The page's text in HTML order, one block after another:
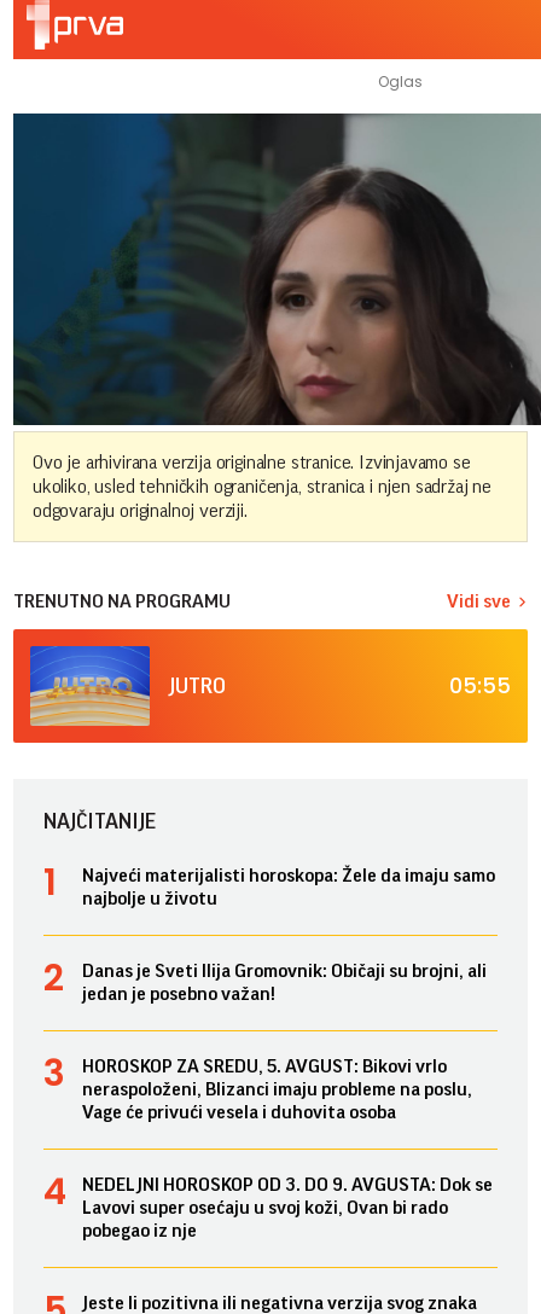
Ovo je arhivirana verzija originalne stranice. Izvinjavamo se
ukoliko, usled tehničkih ograničenja, stranica i njen sadržaj ne
odgovaraju originalnoj verziji.
TRENUTNO NA PROGRAMU Vidi sve
JUTRO 05:55
NAJČITANIJE
Najveći materijalisti horoskopa: Žele da imaju samo
najbolje u životu
Danas je Sveti Ilija Gromovnik: Običaji su brojni, ali
jedan je posebno važan!
HOROSKOP ZA SREDU, 5. AVGUST: Bikovi vrlo
neraspoloženi, Blizanci imaju probleme na poslu,
Vage će privući vesela i duhovita osoba
NEDELJNI HOROSKOP OD 3. DO 9. AVGUSTA: Dok se
Lavovi super osećaju u svoj koži, Ovan bi rado
pobegao iz nje
Jeste li pozitivna ili negativna verzija svog znaka